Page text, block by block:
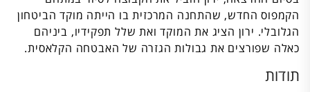
הקמפוס החדש, שהתחנה המרכזית בו הייתה מוקד הביטחון
הגלובלי. ירון הציג את המוקד ואת שלל תפקידיו, ביניהם
כאלה שפורצים את גבולות הגזרה של האבטחה הקלאסית.
תודות